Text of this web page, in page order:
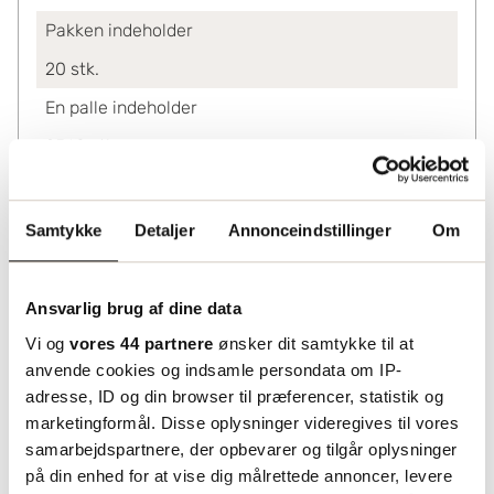
Samtykke Detaljer Annonceindstillinger Om
Ansvarlig brug af dine data
Vi og vores 44 partnere ønsker dit samtykke til at
anvende cookies og indsamle persondata om IP-
adresse, ID og din browser til præferencer, statistik og
marketingformål. Disse oplysninger videregives til vores
samarbejdspartnere, der opbevarer og tilgår oplysninger
på din enhed for at vise dig målrettede annoncer, levere
Pakken indeholder
20 stk.
En palle indeholder
20-2540
2.82
2560+
2.35
Lagerinformation
Status
Lagerført